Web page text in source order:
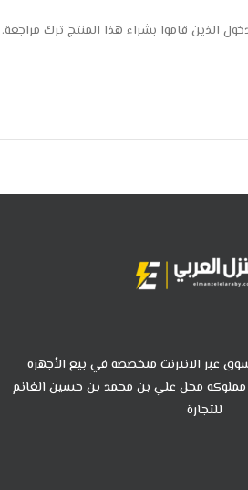
الذين قاموا بشراء هذا المنتج ترك مراجعة.
عبر الانترنت متخصصة في بيع الأجهزة
مملوكه محل علي بن محمد بن حسين الغانم
للتجارة